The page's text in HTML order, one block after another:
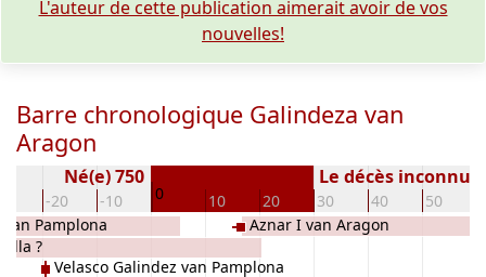
L'auteur de cette publication aimerait avoir de vos
nouvelles!
Barre chronologique Galindeza van
Aragon
-20 -10 0 10 20 30 40 50
Né(e) 750 Le décès inconnu
van Pamplona
?
Velasco Galindez van Pamplona
Aznar I van Aragon